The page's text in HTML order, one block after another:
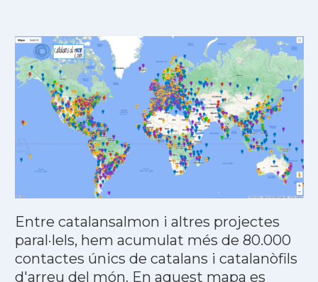
Entre catalansalmon i altres projectes
paral·lels, hem acumulat més de 80.000
contactes únics de catalans i catalanòfils
d'arreu del món. En aquest mapa es